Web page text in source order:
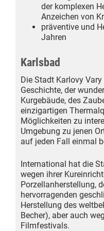
der komplexen
Anzeichen von
präventive und
Jahren
Karlsbad
Die Stadt Karlovy
Geschichte, der
Kurgebäude, des
einzigartigen
Möglichkeiten zu
Umgebung zu jenen
auf jeden Fall einmal
International hat die
wegen ihrer
Porzellanherstellung,
hervorragenden
Herstellung des
Becher), aber auch
Filmfestivals.